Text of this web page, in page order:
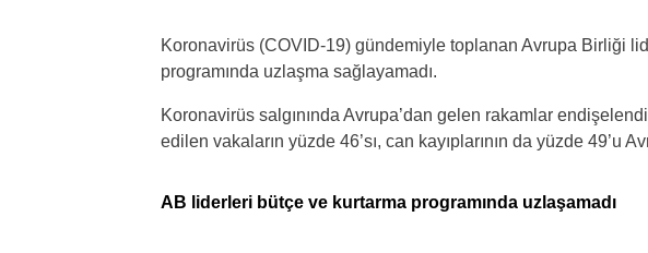
Koronavirüs (COVID-19) gündemiyle toplanan Avrupa Birliği
programında uzlaşma sağlayamadı.
Koronavirüs salgınında Avrupa’dan gelen rakamlar
edilen vakaların yüzde 46’sı, can kayıplarının da yüzde 49’u
AB liderleri bütçe ve kurtarma programında uzlaşamadı